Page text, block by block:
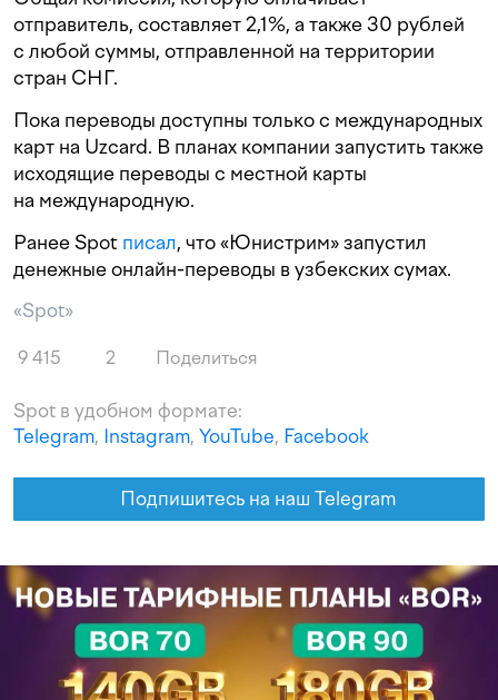
отправитель, составляет 2,1%, а также 30 рублей
с любой суммы, отправленной на территории
стран СНГ.
Пока переводы доступны только с международных
карт на Uzcard. В планах компании запустить также
исходящие переводы с местной карты
на международную.
Ранее Spot писал, что «Юнистрим» запустил
денежные онлайн-переводы в узбекских сумах.
«Spot»
9 415 2 Поделиться
Spot в удобном формате:
Telegram, Instagram, YouTube, Facebook
Подпишитесь на наш Telegram